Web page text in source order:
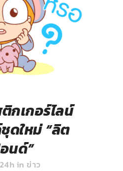
กเกอร์ไลน์
ดใหม่ “ลิต
นด์”
in ข่าว